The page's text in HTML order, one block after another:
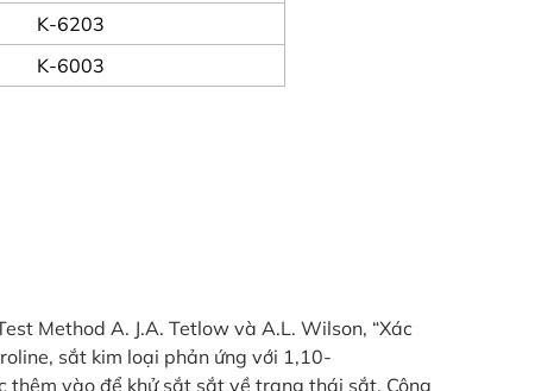
K-6203
K-6003
Method A. J.A. Tetlow và A.L. Wilson, “Xác
sắt kim loại phản ứng với 1,10-
vào để khử sắt sắt về trạng thái sắt. Công